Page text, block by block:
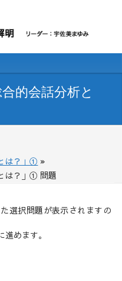
的会話分析と
は？」① »
は？」① 問題
選択問題が表示されますの
めます。